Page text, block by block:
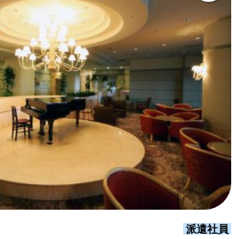
派遣社員